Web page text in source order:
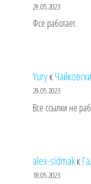
29.05.2023
Фсе работает.
Yuryк
29.05.2023
Все ссылки не
alex-sidmakк
18.05.2023